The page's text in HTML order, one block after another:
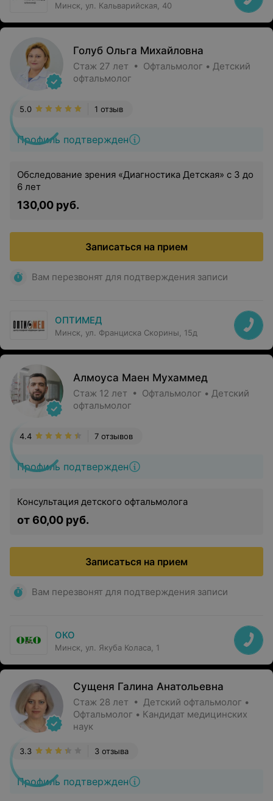
Минск, ул. Кальварийская, 40
Голуб Ольга Михайловна
Стаж 27 лет • Офтальмолог • Детский
офтальмолог
Профиль подтвержден
1 отзыв
5.0
Обследование зрения «Диагностика Детская» с 3 до
6 лет
130,00 руб.
Записаться на прием
Вам перезвонят для подтверждения записи
ОПТИМЕД
Минск, ул. Франциска Скорины, 15д
Алмоуса Маен Мухаммед
Стаж 12 лет • Офтальмолог • Детский
офтальмолог
Профиль подтвержден
7 отзывов
4.4
Консультация детского офтальмолога
от 60,00 руб.
Записаться на прием
Вам перезвонят для подтверждения записи
ОКО
Минск, ул. Якуба Коласа, 1
Сущеня Галина Анатольевна
Стаж 28 лет • Детский офтальмолог •
Офтальмолог • Кандидат медицинских
наук
Профиль подтвержден
3 отзыва
3.3